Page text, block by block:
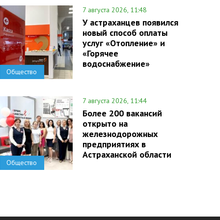
Общество
7 августа 2026, 11:48
У астраханцев появился
новый способ оплаты
услуг «Отопление» и
«Горячее
водоснабжение»
Общество
7 августа 2026, 11:44
Более 200 вакансий
открыто на
железнодорожных
предприятиях в
Астраханской области